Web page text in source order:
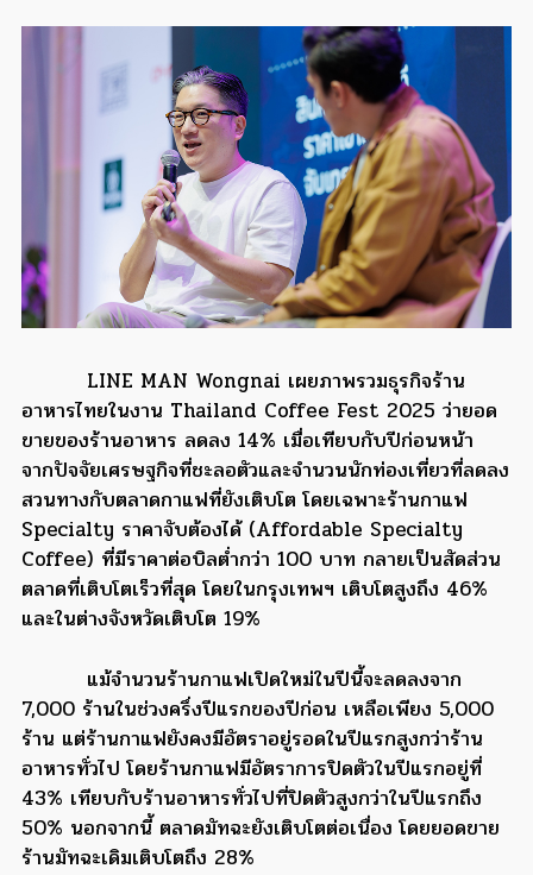
LINE MAN Wongnai เผยภาพรวมธุรกิจร้าน
อาหารไทยในงาน Thailand Coffee Fest 2025 ว่ายอด
ขายของร้านอาหาร ลดลง 14% เมื่อเทียบกับปีก่อนหน้า
จากปัจจัยเศรษฐกิจที่ชะลอตัวและจำนวนนักท่องเที่ยวที่ลดลง
สวนทางกับตลาดกาแฟที่ยังเติบโต โดยเฉพาะร้านกาแฟ
Specialty ราคาจับต้องได้ (Affordable Specialty
Coffee) ที่มีราคาต่อบิลต่ำกว่า 100 บาท กลายเป็นสัดส่วน
ตลาดที่เติบโตเร็วที่สุด โดยในกรุงเทพฯ เติบโตสูงถึง 46%
และในต่างจังหวัดเติบโต 19%
แม้จำนวนร้านกาแฟเปิดใหม่ในปีนี้จะลดลงจาก
7,000 ร้านในช่วงครึ่งปีแรกของปีก่อน เหลือเพียง 5,000
ร้าน แต่ร้านกาแฟยังคงมีอัตราอยู่รอดในปีแรกสูงกว่าร้าน
อาหารทั่วไป โดยร้านกาแฟมีอัตราการปิดตัวในปีแรกอยู่ที่
43% เทียบกับร้านอาหารทั่วไปที่ปิดตัวสูงกว่าในปีแรกถึง
50% นอกจากนี้ ตลาดมัทฉะยังเติบโตต่อเนื่อง โดยยอดขาย
ร้านมัทฉะเดิมเติบโตถึง 28%